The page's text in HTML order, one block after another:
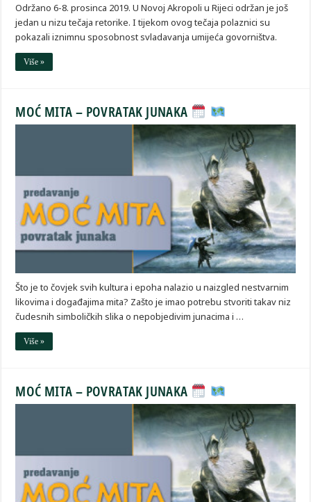
Održano 6-8. prosinca 2019. U Novoj Akropoli u Rijeci održan je još
jedan u nizu tečaja retorike. I tijekom ovog tečaja polaznici su
pokazali iznimnu sposobnost svladavanja umijeća govorništva.
Više »
MOĆ MITA – POVRATAK JUNAKA
Što je to čovjek svih kultura i epoha nalazio u naizgled nestvarnim
likovima i događajima mita? Zašto je imao potrebu stvoriti takav niz
čudesnih simboličkih slika o nepobjedivim junacima i …
Više »
MOĆ MITA – POVRATAK JUNAKA